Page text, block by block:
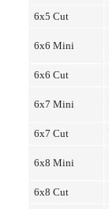
6x5 Cut
6x6 Mini
6x6 Cut
6x7 Mini
6x7 Cut
6x8 Mini
6x8 Cut